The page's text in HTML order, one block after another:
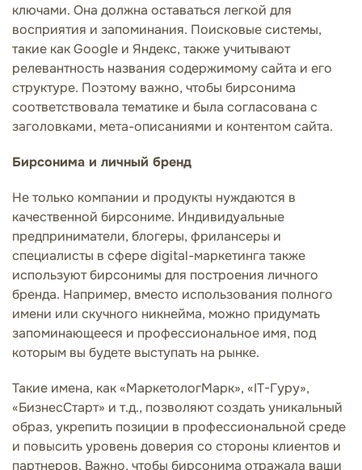
ключами. Она должна оставаться легкой для
восприятия и запоминания. Поисковые системы,
такие как Google и Яндекс, также учитывают
релевантность названия содержимому сайта и его
структуре. Поэтому важно, чтобы бирсонима
соответствовала тематике и была согласована с
заголовками, мета-описаниями и контентом сайта.
Бирсонима и личный бренд
Не только компании и продукты нуждаются в
качественной бирсониме. Индивидуальные
предприниматели, блогеры, фрилансеры и
специалисты в сфере digital-маркетинга также
используют бирсонимы для построения личного
бренда. Например, вместо использования полного
имени или скучного никнейма, можно придумать
запоминающееся и профессиональное имя, под
которым вы будете выступать на рынке.
Такие имена, как «МаркетологМарк», «IT-Гуру»,
«БизнесСтарт» и т.д., позволяют создать уникальный
образ, укрепить позиции в профессиональной среде
и повысить уровень доверия со стороны клиентов и
партнеров. Важно, чтобы бирсонима отражала ваши